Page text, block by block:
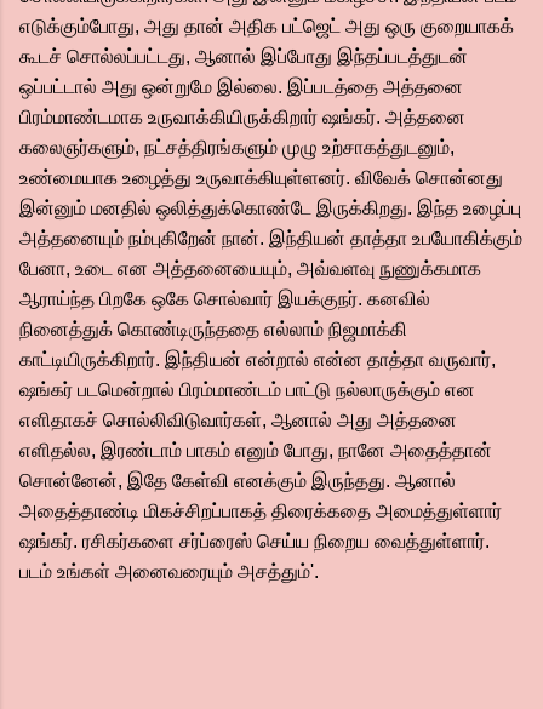
எடுக்கும்போது, அது தான் அதிக பட்ஜெட் அது ஒரு குறையாகக்
கூடச் சொல்லப்பட்டது, ஆனால் இப்போது இந்தப்படத்துடன்
ஒப்பட்டால் அது ஒன்றுமே இல்லை. இப்படத்தை அத்தனை
பிரம்மாண்டமாக உருவாக்கியிருக்கிறார் ஷங்கர். அத்தனை
கலைஞர்களும், நட்சத்திரங்களும் முழு உற்சாகத்துடனும்,
உண்மையாக உழைத்து உருவாக்கியுள்ளனர். விவேக் சொன்னது
இன்னும் மனதில் ஒலித்துக்கொண்டே இருக்கிறது. இந்த உழைப்பு
அத்தனையும் நம்புகிறேன் நான். இந்தியன் தாத்தா உபயோகிக்கும்
பேனா, உடை என அத்தனையையும், அவ்வளவு நுணுக்கமாக
ஆராய்ந்த பிறகே ஒகே சொல்வார் இயக்குநர். கனவில்
நினைத்துக் கொண்டிருந்ததை எல்லாம் நிஜமாக்கி
காட்டியிருக்கிறார். இந்தியன் என்றால் என்ன தாத்தா வருவார்,
ஷங்கர் படமென்றால் பிரம்மாண்டம் பாட்டு நல்லாருக்கும் என
எளிதாகச் சொல்லிவிடுவார்கள், ஆனால் அது அத்தனை
எளிதல்ல, இரண்டாம் பாகம் எனும் போது, நானே அதைத்தான்
சொன்னேன், இதே கேள்வி எனக்கும் இருந்தது. ஆனால்
அதைத்தாண்டி மிகச்சிறப்பாகத் திரைக்கதை அமைத்துள்ளார்
ஷங்கர். ரசிகர்களை சர்ப்ரைஸ் செய்ய நிறைய வைத்துள்ளார்.
படம் உங்கள் அனைவரையும் அசத்தும்'.